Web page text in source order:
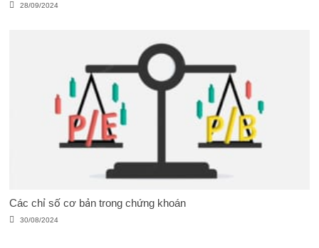
28/09/2024
Các chỉ số cơ bản trong chứng khoán
30/08/2024